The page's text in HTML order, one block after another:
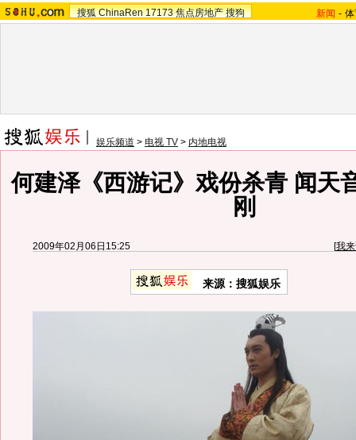
搜狐 ChinaRen 17173 焦点房地产 搜狗 新闻 -
娱乐频道 > 电视 TV > 内地电视
何建泽《西游记》戏份杀青 闻天
刚
2009年02月06日15:25 [我
来源：搜狐娱乐